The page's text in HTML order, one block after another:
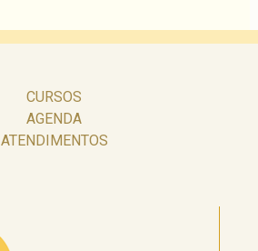
CURSOS
AGENDA
ATENDIMENTOS